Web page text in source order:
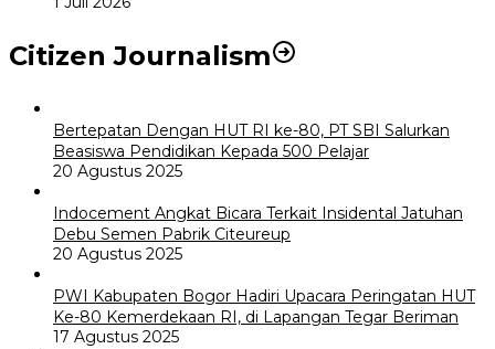
Citizen Journalism
Bertepatan Dengan HUT RI ke-80, PT SBI Salurkan
Beasiswa Pendidikan Kepada 500 Pelajar
20 Agustus 2025
Indocement Angkat Bicara Terkait Insidental Jatuhan
Debu Semen Pabrik Citeureup
20 Agustus 2025
PWI Kabupaten Bogor Hadiri Upacara Peringatan HUT
Ke-80 Kemerdekaan RI, di Lapangan Tegar Beriman
17 Agustus 2025